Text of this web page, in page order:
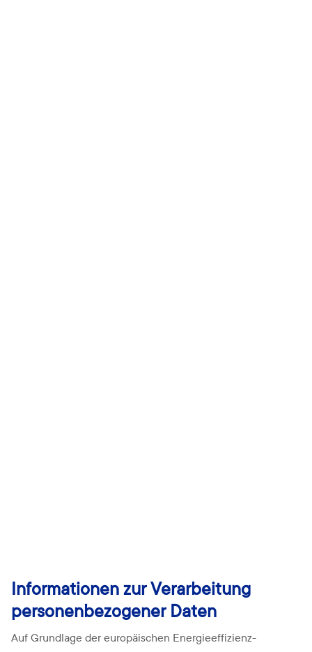
Informationen zur Verarbeitung
personenbezogener Daten
Auf Grundlage der europäischen Energieeffizienz-